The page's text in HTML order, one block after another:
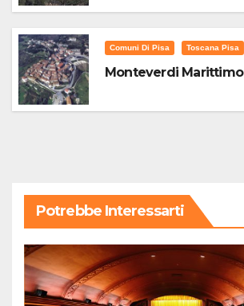
Comuni Di Pisa Toscana Pisa
Monteverdi Marittimo
Potrebbe Interessarti